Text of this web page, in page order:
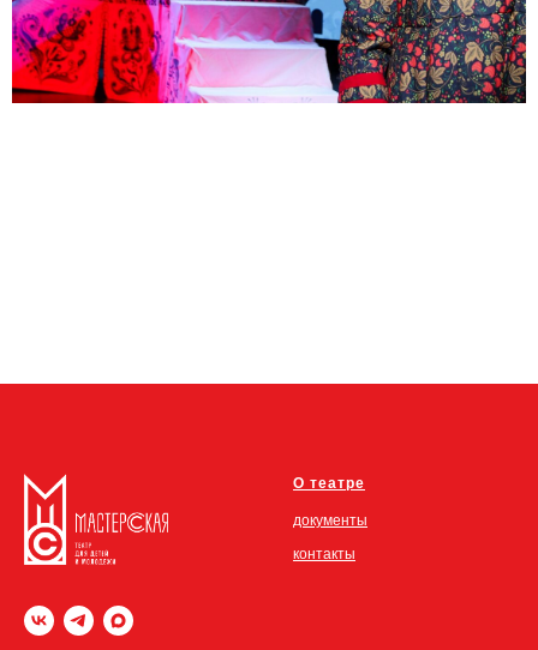
О театре
документы
контакты